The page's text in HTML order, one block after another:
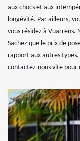
aux chocs et aux
longévité. Par ailleurs,
vous résidez à Vuarrens.
Sachez que le prix de
rapport aux autres
contactez-nous vite pour